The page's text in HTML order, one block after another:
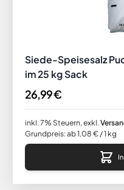
Siede-Speisesalz
im 25 kg Sack
26,99 €
inkl. 7% Steuern, exkl.
Grundpreis: ab 1,08 € / 1 kg